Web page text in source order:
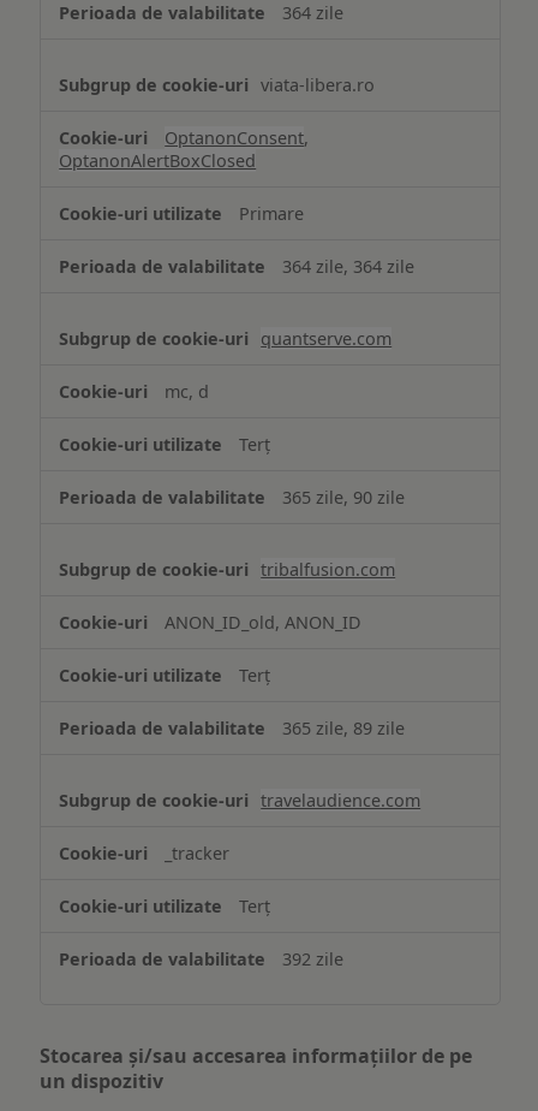
364 zile
viata-libera.ro
OptanonConsent,
OptanonAlertBoxClosed
Primare
364 zile, 364 zile
quantserve.com
mc, d
Terț
365 zile, 90 zile
tribalfusion.com
ANON_ID_old, ANON_ID
Terț
365 zile, 89 zile
travelaudience.com
_tracker
Terț
392 zile
Stocarea și/sau accesarea informațiilor de pe
un dispozitiv